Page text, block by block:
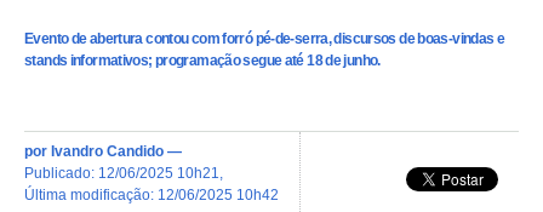
Evento de abertura contou com forró pé-de-serra, discursos de boas-vindas e
stands informativos; programação segue até 18 de junho.
por Ivandro Candido —
publicado: 12/06/2025 10h21
última modificação: 12/06/2025 10h42